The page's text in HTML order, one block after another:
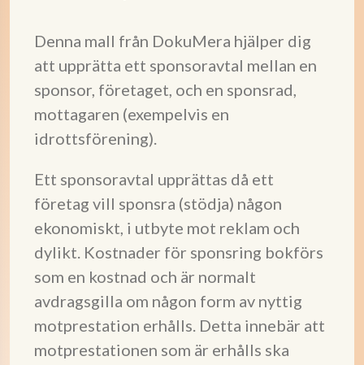
Denna mall från DokuMera hjälper dig
att upprätta ett sponsoravtal mellan en
sponsor, företaget, och en sponsrad,
mottagaren (exempelvis en
idrottsförening).
Ett sponsoravtal upprättas då ett
företag vill sponsra (stödja) någon
ekonomiskt, i utbyte mot reklam och
dylikt. Kostnader för sponsring bokförs
som en kostnad och är normalt
avdragsgilla om någon form av nyttig
motprestation erhålls. Detta innebär att
motprestationen som är erhålls ska